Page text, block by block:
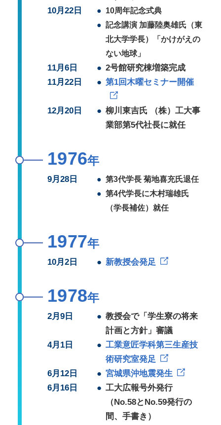
10月22日
● 10周年記念式典
● 記念講演 加藤陸奥雄氏（東
北大学学長）「かけがえの
ない地球」
11月6日 ● 2号館研究棟増築完成
11月22日
● 第1回木曜セミナー開催
12月20日 ● 柳川東吉氏 （株）工大事
業部第5代社長に就任
1976年
9月28日 ● 第3代学長 菊地喜充氏退任
● 第4代学長に木村瑞雄氏
（学長補佐）就任
1977年
10月2日 ● 新教授会発足
1978年
2月9日 ● 教授会で「学生寮の将来
計画と方針」審議
4月1日
● 工業意匠学科第三生産技
術研究室発足
6月12日
● 宮城県沖地震発生
6月16日
● 工大広報号外発行
（No.58とNo.59発行の
間、手書き）